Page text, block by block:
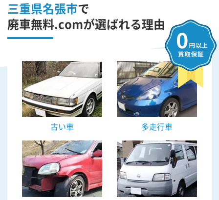
三重県名張市で
廃車無料.comが選ばれる理由
古い車 多走行車